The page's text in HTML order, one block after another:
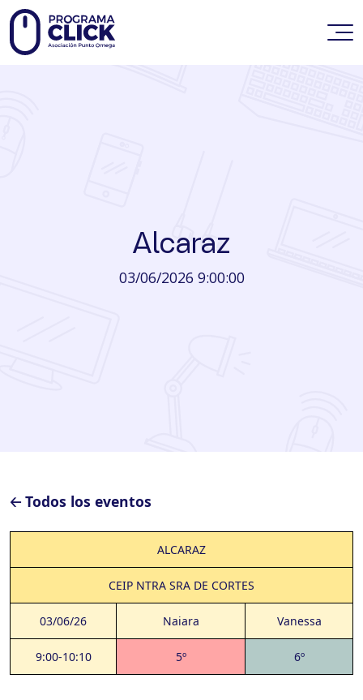
Alcaraz
03/06/2026 9:00:00
🡠 Todos los eventos
ALCARAZ
CEIP NTRA SRA DE CORTES
03/06/26 Naiara Vanessa
9:00-10:10 5º 6º